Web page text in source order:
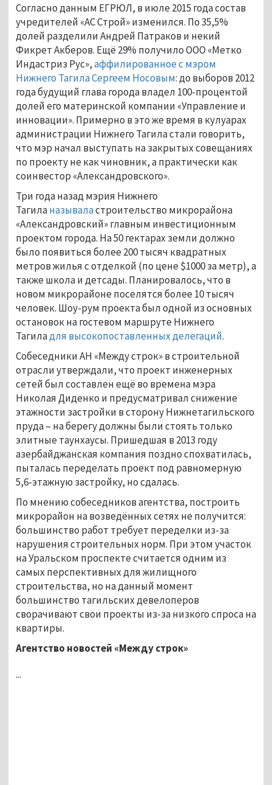
Согласно данным ЕГРЮЛ, в июле 2015 года состав
учредителей «АС Строй» изменился. По 35,5%
долей разделили Андрей Патраков и некий
Фикрет Акберов. Ещё 29% получило ООО «Метко
Индастриз Рус»,аффилированное с мэром
Нижнего Тагила Сергеем Носовым: до выборов 2012
года будущий глава города владел 100-процентой
долей его материнской компании «Управление и
инновации». Примерно в это же время в кулуарах
администрации Нижнего Тагила стали говорить,
что мэр начал выступать на закрытых совещаниях
по проекту не как чиновник, а практически как
соинвестор «Александровского».
Три года назад мэрия Нижнего
Тагиланазываластроительство микрорайона
«Александровский» главным инвестиционным
проектом города. На 50 гектарах земли должно
было появиться более 200 тысяч квадратных
метров жилья с отделкой (по цене $1000 за метр), а
также школа и детсады. Планировалось, что в
новом микрорайоне поселятся более 10 тысяч
человек. Шоу-рум проекта был одной из основных
остановок на гостевом маршруте Нижнего
Тагиладля высокопоставленных делегаций.
Собеседники АН «Между строк» в строительной
отрасли утверждали, что проект инженерных
сетей был составлен ещё во времена мэра
Николая Диденко и предусматривал снижение
этажности застройки в сторону Нижнетагильского
пруда – на берегу должны были стоять только
элитные таунхаусы. Пришедшая в 2013 году
азербайджанская компания поздно спохватилась,
пыталась переделать проект под равномерную
5,6-этажную застройку, но сдалась.
По мнению собеседников агентства, построить
микрорайон на возведённых сетях не получится:
большинство работ требует переделки из-за
нарушения строительных норм. При этом участок
на Уральском проспекте считается одним из
самых перспективных для жилищного
строительства, но на данный момент
большинство тагильских девелоперов
сворачивают свои проекты из-за низкого спроса на
квартиры.
Агентство новостей «Между строк»
...